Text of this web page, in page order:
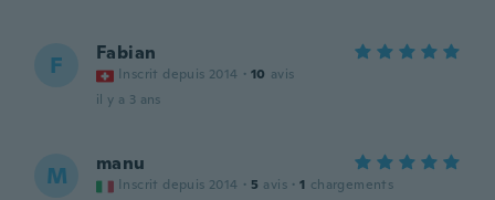
F Fabian
Inscrit depuis 2014 · 10 avis
il y a 3 ans
M manu
Inscrit depuis 2014 · 5 avis · 1 chargements